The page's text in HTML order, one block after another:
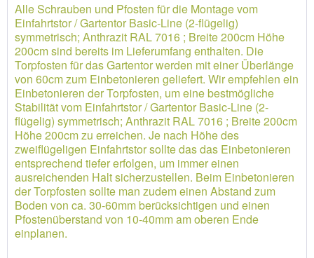
Alle Schrauben und Pfosten für die Montage vom
Einfahrtstor / Gartentor Basic-Line (2-flügelig)
symmetrisch; Anthrazit RAL 7016 ; Breite 200cm Höhe
200cm sind bereits im Lieferumfang enthalten. Die
Torpfosten für das Gartentor werden mit einer Überlänge
von 60cm zum Einbetonieren geliefert. Wir empfehlen ein
Einbetonieren der Torpfosten, um eine bestmögliche
Stabilität vom Einfahrtstor / Gartentor Basic-Line (2-
flügelig) symmetrisch; Anthrazit RAL 7016 ; Breite 200cm
Höhe 200cm zu erreichen. Je nach Höhe des
zweiflügeligen Einfahrtstor sollte das das Einbetonieren
entsprechend tiefer erfolgen, um immer einen
ausreichenden Halt sicherzustellen. Beim Einbetonieren
der Torpfosten sollte man zudem einen Abstand zum
Boden von ca. 30-60mm berücksichtigen und einen
Pfostenüberstand von 10-40mm am oberen Ende
einplanen.